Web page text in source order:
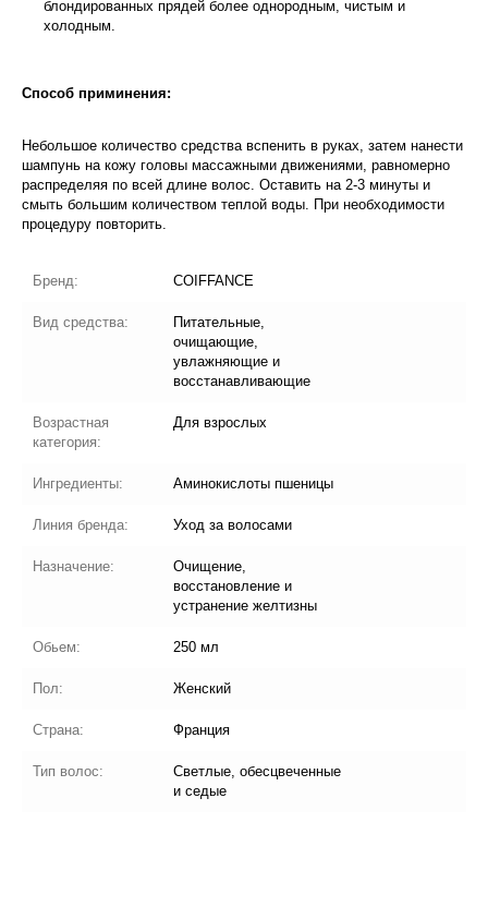
блондированных прядей более однородным, чистым и
холодным.
Способ приминения:
Небольшое количество средства вспенить в руках, затем нанести
шампунь на кожу головы массажными движениями, равномерно
распределяя по всей длине волос. Оставить на 2-3 минуты и
смыть большим количеством теплой воды. При необходимости
процедуру повторить.
Бренд: COIFFANCE
Вид средства:
Питательные,
очищающие,
увлажняющие и
восстанавливающие
Возрастная
категория:
Для взрослых
Ингредиенты: Аминокислоты пшеницы
Линия бренда: Уход за волосами
Назначение:
Очищение,
восстановление и
устранение желтизны
Обьем: 250 мл
Пол: Женский
Страна: Франция
Тип волос:
Светлые, обесцвеченные
и седые